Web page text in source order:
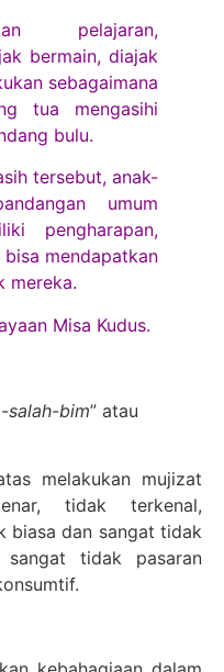
pelajaran,
bermain, diajak
sebagaimana
tua mengasihi
bulu.
tersebut, anak-
umum
pengharapan,
mendapatkan
mereka.
Misa Kudus.
salah-bim” atau
melakukan mujizat
tidak terkenal,
biasa dan sangat tidak
sangat tidak pasaran